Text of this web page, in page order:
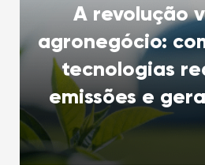
A revolução
agronegócio:
tecnologias
emissões e